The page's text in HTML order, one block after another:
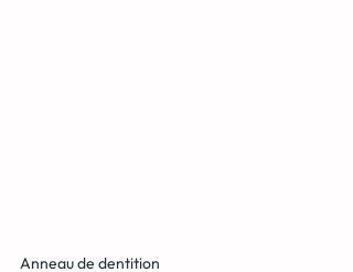
Anneau de dentition